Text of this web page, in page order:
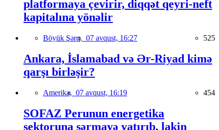
platformaya çevirir, diqqət qeyri-neft
kapitalına yönəlir
Böyük Şərq, 07 avqust, 16:27 525
Ankara, İslamabad və Ər-Riyad kimə
qarşı birləşir?
Amerika, 07 avqust, 16:19 454
SOFAZ Perunun energetika
sektoruna sərmayə yatırıb, lakin